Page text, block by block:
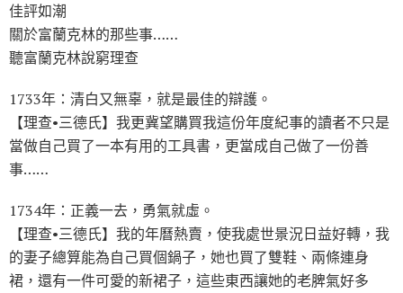
佳評如潮
關於富蘭克林的那些事……
聽富蘭克林說窮理查
1733年：清白又無辜，就是最佳的辯護。
【理查•三德氏】我更冀望購買我這份年度紀事的讀者不只是
當做自己買了一本有用的工具書，更當成自己做了一份善
事……
1734年：正義一去，勇氣就虛。
【理查•三德氏】我的年曆熱賣，使我處世景況日益好轉，我
的妻子總算能為自己買個鍋子，她也買了雙鞋、兩條連身
裙，還有一件可愛的新裙子，這些東西讓她的老脾氣好多